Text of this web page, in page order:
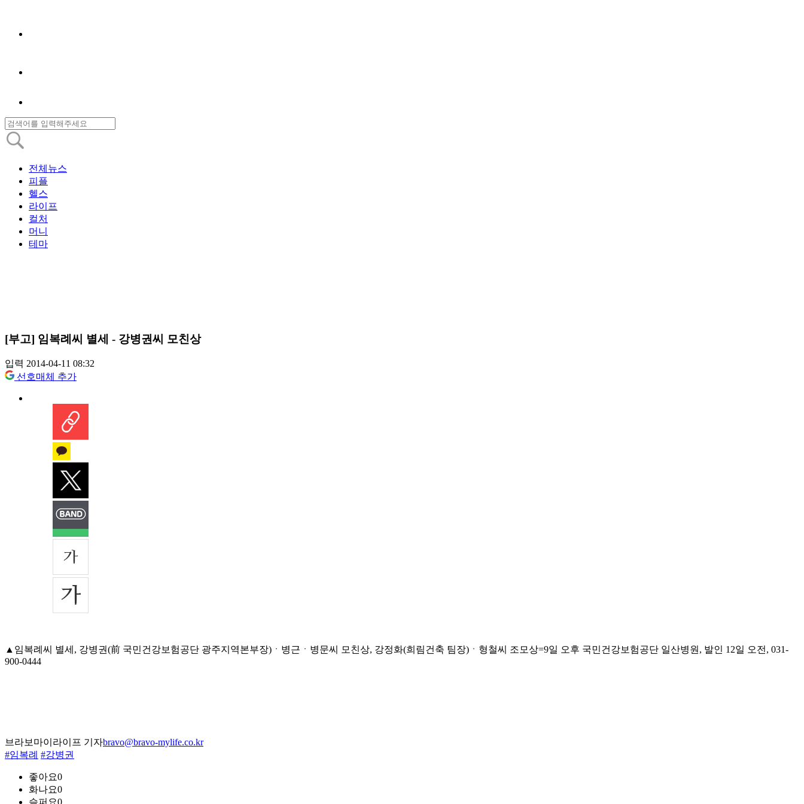
전체뉴스
피플
헬스
라이프
컬처
머니
테마
[부고] 임복례씨 별세 - 강병권씨 모친상
입력 2014-04-11 08:32
선호매체 추가
▲임복례씨 별세, 강병권(前 국민건강보험공단 광주지역본부장)ㆍ병근ㆍ병문씨 모친상, 강정화(희림건축 팀장)ㆍ형철씨 조모상=9일 오후 국민건강보험공단 일산병원, 발인 12일 오전, 031-
900-0444
브라보마이라이프 기자bravo@bravo-mylife.co.kr
#임복례 #강병권
좋아요0
화나요0